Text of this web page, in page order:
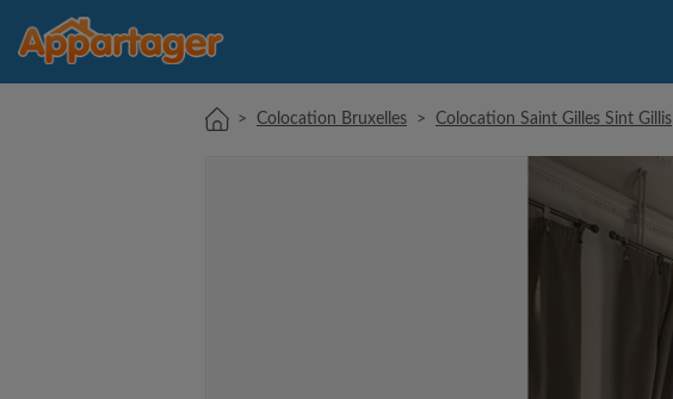
> Colocation Bruxelles > Colocation Saint Gilles Sint Gillis